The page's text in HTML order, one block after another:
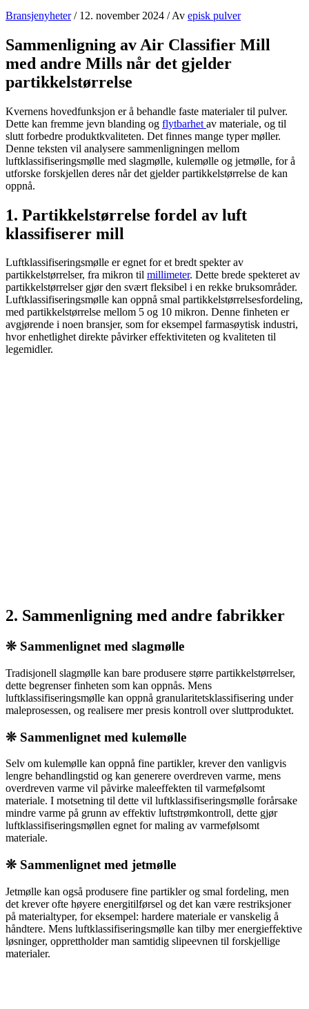
Bransjenyheter/ 12. november 2024 / Av episk pulver
Sammenligning av Air Classifier Mill
med andre Mills når det gjelder
partikkelstørrelse
Kvernens hovedfunksjon er å behandle faste materialer til pulver.
Dette kan fremme jevn blanding og flytbarhet av materiale, og til
slutt forbedre produktkvaliteten. Det finnes mange typer møller.
Denne teksten vil analysere sammenligningen mellom
luftklassifiseringsmølle med slagmølle, kulemølle og jetmølle, for å
utforske forskjellen deres når det gjelder partikkelstørrelse de kan
oppnå.
1. Partikkelstørrelse fordel av luft
klassifiserer mill
Luftklassifiseringsmølle er egnet for et bredt spekter av
partikkelstørrelser, fra mikron til millimeter. Dette brede spekteret av
partikkelstørrelser gjør den svært fleksibel i en rekke bruksområder.
Luftklassifiseringsmølle kan oppnå smal partikkelstørrelsesfordeling,
med partikkelstørrelse mellom 5 og 10 mikron. Denne finheten er
avgjørende i noen bransjer, som for eksempel farmasøytisk industri,
hvor enhetlighet direkte påvirker effektiviteten og kvaliteten til
legemidler.
2. Sammenligning med andre fabrikker
❊ Sammenlignet med slagmølle
Tradisjonell slagmølle kan bare produsere større partikkelstørrelser,
dette begrenser finheten som kan oppnås. Mens
luftklassifiseringsmølle kan oppnå granularitetsklassifisering under
maleprosessen, og realisere mer presis kontroll over sluttproduktet.
❊ Sammenlignet med kulemølle
Selv om kulemølle kan oppnå fine partikler, krever den vanligvis
lengre behandlingstid og kan generere overdreven varme, mens
overdreven varme vil påvirke maleeffekten til varmefølsomt
materiale. I motsetning til dette vil luftklassifiseringsmølle forårsake
mindre varme på grunn av effektiv luftstrømkontroll, dette gjør
luftklassifiseringsmøllen egnet for maling av varmefølsomt
materiale.
❊ Sammenlignet med jetmølle
Jetmølle kan også produsere fine partikler og smal fordeling, men
det krever ofte høyere energitilførsel og det kan være restriksjoner
på materialtyper, for eksempel: hardere materiale er vanskelig å
håndtere. Mens luftklassifiseringsmølle kan tilby mer energieffektive
løsninger, opprettholder man samtidig slipeevnen til forskjellige
materialer.